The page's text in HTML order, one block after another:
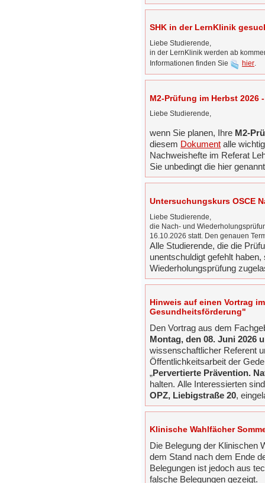
SHK in der LernKlinik
Liebe Studierende,
in der LernKlinik werden ab
Informationen finden Sie
hier.
M2-Prüfung im Herbst 2026
Liebe Studierende,
wenn Sie planen, Ihre M2-
diesem Dokumentalle
Nachweishefte im Referat
Sie unbedingt die hier
Untersuchungskurs OSCE
Liebe Studierende,
die Nach- und
16.10.2026 statt. Den genauen
Alle Studierende, die die
unentschuldigt gefehlt
Wiederholungsprüfung
Hinweis auf einen Vortrag
Gesundheitsförderung"
Den Vortrag aus dem
Montag, den 08. Juni 2026
wissenschaftlicher Referent
Öffentlichkeitsarbeit der
„Pervertierte Prävention.
halten. Alle Interessierten
OPZ, Liebigstraße 20,
Klinische Wahlfächer
Die Belegung der Klinischen
dem Stand nach dem Ende
Belegungen ist jedoch aus
falsche Belegungen gezeigt.